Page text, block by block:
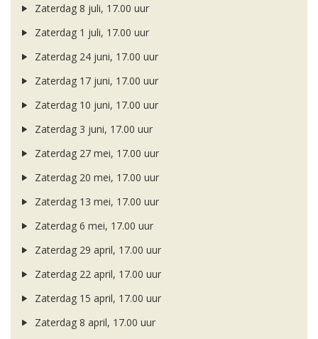
Zaterdag 8 juli, 17.00 uur
Zaterdag 1 juli, 17.00 uur
Zaterdag 24 juni, 17.00 uur
Zaterdag 17 juni, 17.00 uur
Zaterdag 10 juni, 17.00 uur
Zaterdag 3 juni, 17.00 uur
Zaterdag 27 mei, 17.00 uur
Zaterdag 20 mei, 17.00 uur
Zaterdag 13 mei, 17.00 uur
Zaterdag 6 mei, 17.00 uur
Zaterdag 29 april, 17.00 uur
Zaterdag 22 april, 17.00 uur
Zaterdag 15 april, 17.00 uur
Zaterdag 8 april, 17.00 uur